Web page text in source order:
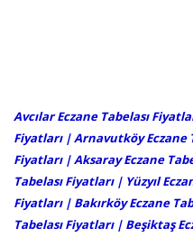
Avcılar Eczane Tabelası
Fiyatları |Arnavutköy Eczane
Fiyatları|Aksaray Eczane
Tabelası Fiyatları| Yüzyıl
Fiyatları| Bakırköy Eczane
Tabelası Fiyatları| Beşiktaş